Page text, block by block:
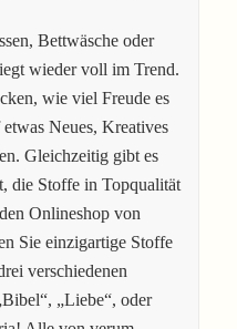
Bettwäsche oder
wieder voll im Trend.
wie viel Freude es
Neues, Kreatives
Gleichzeitig gibt es
die Stoffe in Topqualität
Onlineshop von
Sie einzigartige Stoffe
verschiedenen
„Liebe“, oder